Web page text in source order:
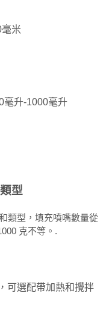
米
毫升-1000毫升
型
類型，填充噴嘴數量從
克不等。.
可選配帶加熱和攪拌